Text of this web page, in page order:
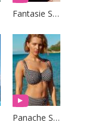
Fantasie Swim
Panache Swim